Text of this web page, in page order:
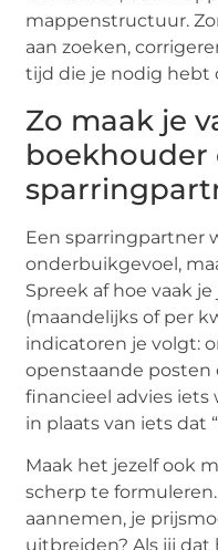
mappenstructuur.
aan zoeken,
tijd die je nodig hebt
Zo maak je
boekhouder
Een sparringpartner
onderbuikgevoel,
Spreek af hoe vaak
(maandelijks of per
indicatoren je volgt:
openstaande posten
financieel advies
in plaats van iets dat
Maak het jezelf ook
scherp te
aannemen, je
uitbreiden? Als jij dat